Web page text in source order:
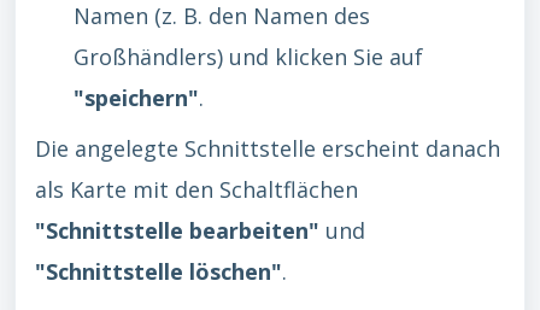
Namen (z. B. den Namen des
Großhändlers) und klicken Sie auf
"speichern".
Die angelegte Schnittstelle erscheint danach
als Karte mit den Schaltflächen
"Schnittstelle bearbeiten" und
"Schnittstelle löschen".